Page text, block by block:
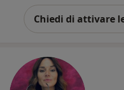
Chiedi di attivare